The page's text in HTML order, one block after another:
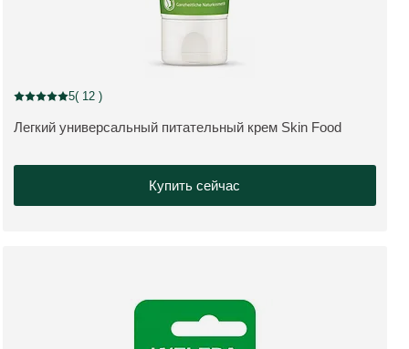
ПОДРОБНЕЕ:
Легкий универсальный питательный крем Skin Food
Current rating: 5 out of 5 stars rated by 12 customers
5( 12 )
Купить сейчас